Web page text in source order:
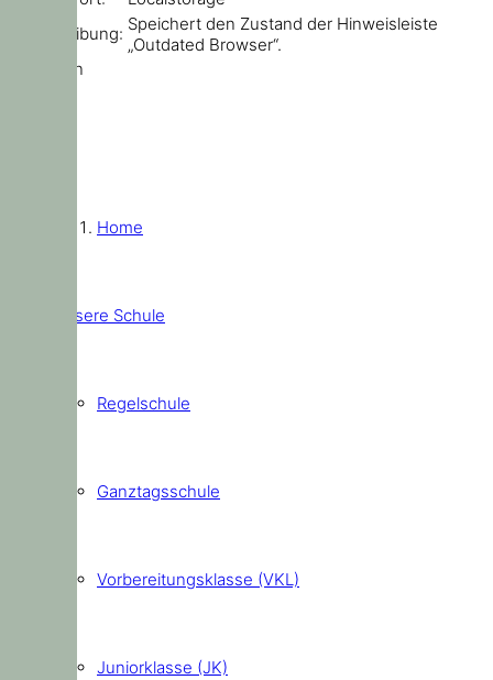
Beschreibung: Speichert den Zustand der Hinweisleiste
„Outdated Browser“.
Schließen
Home
Unsere Schule
Regelschule
Ganztagsschule
Vorbereitungsklasse (VKL)
Juniorklasse (JK)